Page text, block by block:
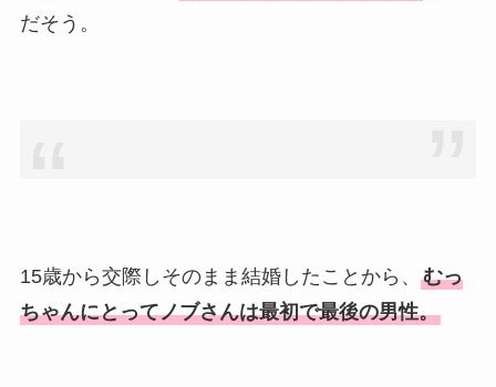
だそう。
15歳から交際しそのまま結婚したことから、 むっ
ちゃんにとってノブさんは最初で最後の男性。